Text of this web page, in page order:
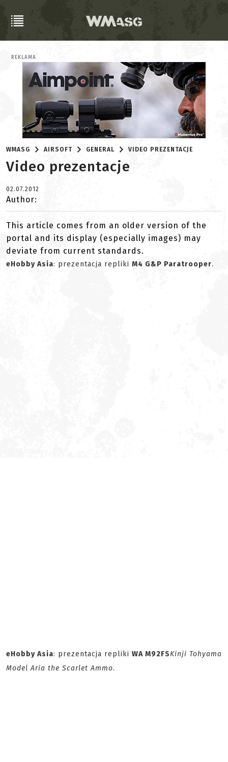
REKLAMA
WMASG AIRSOFT GENERAL VIDEO PREZENTACJE
Video prezentacje
02.07.2012
Author:
This article comes from an older version of the
portal and its display (especially images) may
deviate from current standards.
eHobby Asia: prezentacja repliki M4 G&P Paratrooper.
eHobby Asia: prezentacja repliki WA M92FSKinji Tohyama
Model Aria the Scarlet Ammo.